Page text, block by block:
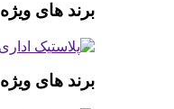
برند های ویژه
برند های ویژه